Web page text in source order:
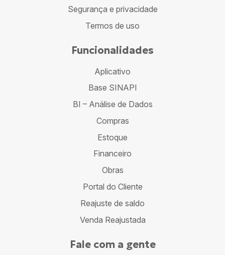
Segurança e privacidade
Termos de uso
Funcionalidades
Aplicativo
Base SINAPI
BI – Análise de Dados
Compras
Estoque
Financeiro
Obras
Portal do Cliente
Reajuste de saldo
Venda Reajustada
Fale com a gente